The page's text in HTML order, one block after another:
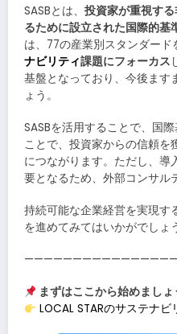
SASBとは、 投資家が重視す
るために設立された国際的基
は、77の産業別スタンダード
ナビリティ課題にフォーカス
基盤となっており、今後ます
ょう。
SASBを活用することで、国
ことで、投資家からの信頼を
につながります。ただし、導
要となるため、外部コンサル
持続可能な企業経営を実現す
を進めてみてはいかがでしょ
まずはここから始めましょ
LOCAL STARのサステナ